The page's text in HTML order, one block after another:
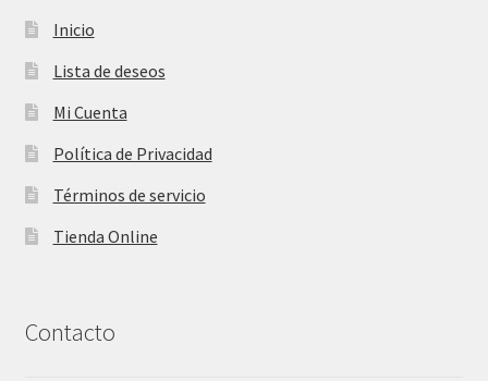
Inicio
Lista de deseos
Mi Cuenta
Política de Privacidad
Términos de servicio
Tienda Online
Contacto